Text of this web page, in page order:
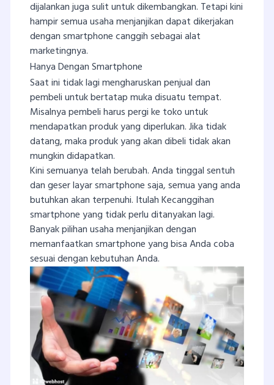
dijalankan juga sulit untuk dikembangkan. Tetapi kini
hampir semua usaha menjanjikan dapat dikerjakan
dengan smartphone canggih sebagai alat
marketingnya.
Hanya Dengan Smartphone
Saat ini tidak lagi mengharuskan penjual dan
pembeli untuk bertatap muka disuatu tempat.
Misalnya pembeli harus pergi ke toko untuk
mendapatkan produk yang diperlukan. Jika tidak
datang, maka produk yang akan dibeli tidak akan
mungkin didapatkan.
Kini semuanya telah berubah. Anda tinggal sentuh
dan geser layar smartphone saja, semua yang anda
butuhkan akan terpenuhi. Itulah Kecanggihan
smartphone yang tidak perlu ditanyakan lagi.
Banyak pilihan usaha menjanjikan dengan
memanfaatkan smartphone yang bisa Anda coba
sesuai dengan kebutuhan Anda.